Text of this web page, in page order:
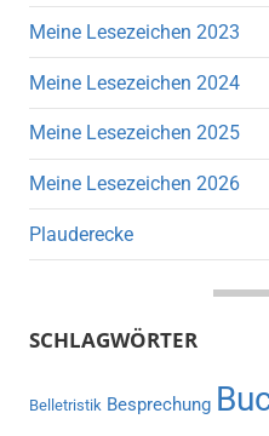
Meine Lesezeichen 2023
Meine Lesezeichen 2024
Meine Lesezeichen 2025
Meine Lesezeichen 2026
Plauderecke
SCHLAGWÖRTER
Belletristik Besprechung